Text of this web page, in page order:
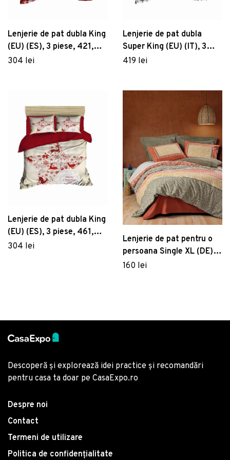
Lenjerie de pat dubla King
(EU) (ES), 3 piese, 421,
Pearl Home, Poliester
304 lei
Lenjerie de pat dubla
Super King (EU) (IT), 3
piese, 440, Pearl Home,
419 lei
Lenjerie de pat dubla King
(EU) (ES), 3 piese, 461,
Pearl Home, Poliester
304 lei
Lenjerie de pat pentru o
persoana Single XL (DE),
Tuwa - Tile Red, Cotton
160 lei
Descoperă și explorează idei practice și recomandări
pentru casa ta doar pe CasaExpo.ro
Despre noi
Contact
Termeni de utilizare
Politica de confidențialitate